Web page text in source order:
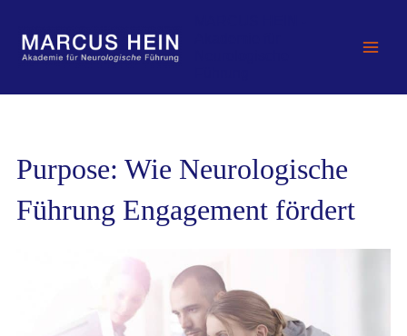
springen
Purpose: Wie Neurologische
Führung Engagement fördert